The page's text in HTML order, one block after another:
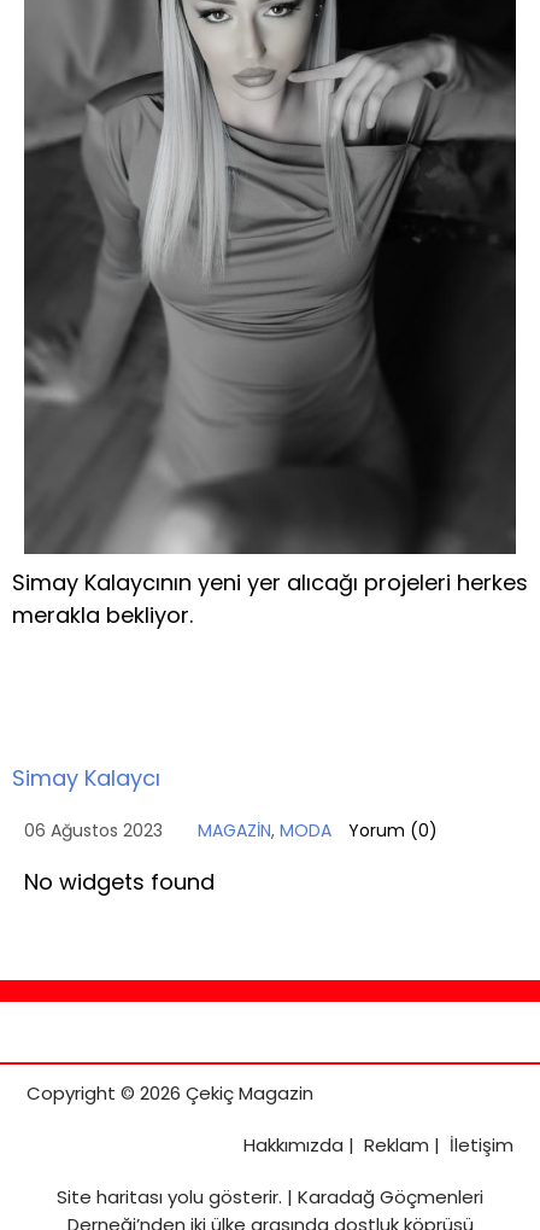
Simay Kalaycının yeni yer alıcağı projeleri herkes
merakla bekliyor.
Simay Kalaycı
06 Ağustos 2023 MAGAZİN, MODA Yorum (0)
No widgets found
Copyright © 2026 Çekiç Magazin
Hakkımızda | Reklam | İletişim
Site haritasıyolu gösterir. | Karadağ Göçmenleri
Derneği’nden iki ülke arasında dostluk köprüsü